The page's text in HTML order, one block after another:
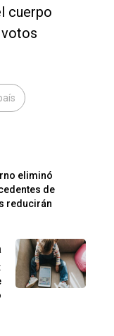
cuerpo
eliminó
de
reducirán